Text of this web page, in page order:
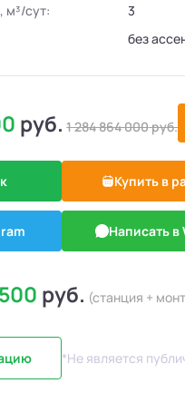
м³/сут:
3
без
руб. 1 284 864 000руб.
Купить в
Написать в
руб. (станция +
*Не является